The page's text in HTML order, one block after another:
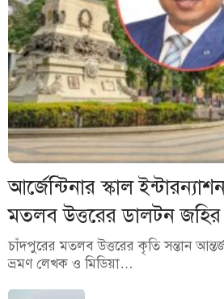
আর্জেন্টিনার স্কাল
মতলব উত্তরের ডালটন জহির
চাঁদপুরের মতলব উত্তরের কৃতি সন্তান
ভ্রমণ লেখক ও মিডিয়া…